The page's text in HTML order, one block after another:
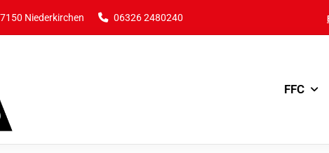
Niederkirchen 06326 2480240
FFC